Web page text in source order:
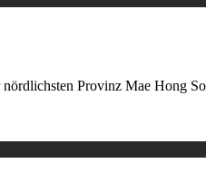
Provinz Mae Hong